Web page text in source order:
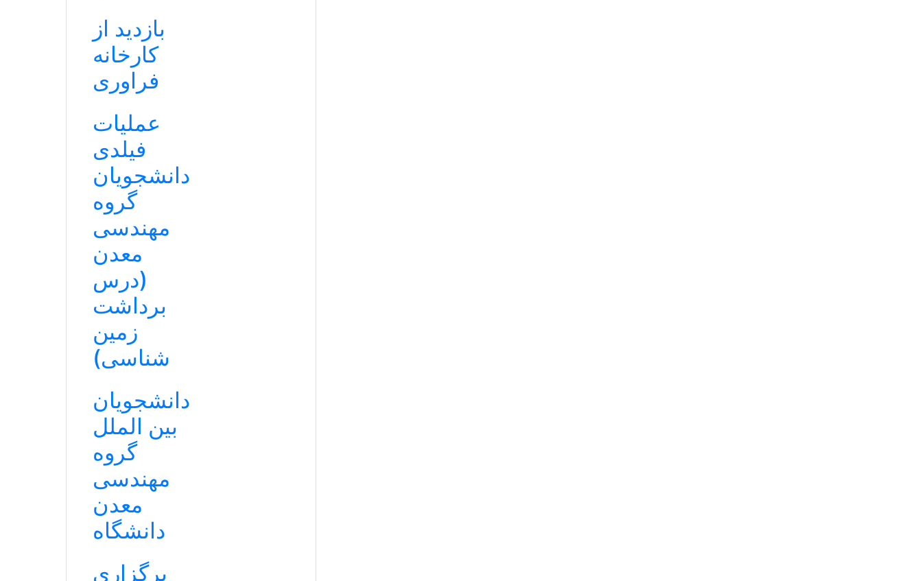
بازدید از
کارخانه
فراوری
عملیات
فیلدی
دانشجویان
گروه
مهندسی
معدن
(درس
برداشت
زمین
شناسی)
دانشجویان
بین الملل
گروه
مهندسی
معدن
دانشگاه
برگزاری